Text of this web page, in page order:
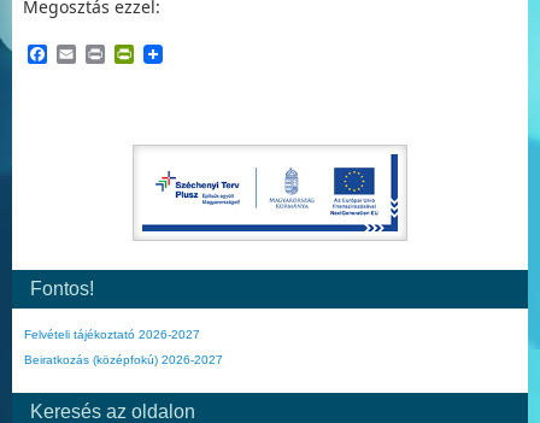
Megosztás ezzel:
Facebook
EmailPrintPrintFriendly
Fontos!
Felvételi tájékoztató 2026-2027
Beiratkozás (középfokú) 2026-2027
Keresés az oldalon